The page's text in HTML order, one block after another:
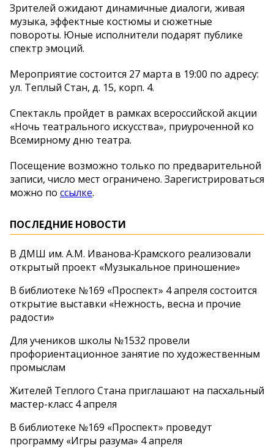
Зрителей ожидают динамичные диалоги, живая
музыка, эффектные костюмы и сюжетные
повороты. Юные исполнители подарят публике
спектр эмоций.
Мероприятие состоится 27 марта в 19:00 по адресу:
ул. Теплый Стан, д. 15, корп. 4.
Спектакль пройдет в рамках всероссийской акции
«Ночь театрального искусства», приуроченной ко
Всемирному дню театра.
Посещение возможно только по предварительной
записи, число мест ограничено. Зарегистрироваться
можно по ссылке.
ПОСЛЕДНИЕ НОВОСТИ
В ДМШ им. А.М. Иванова‑Крамского реализовали
открытый проект «Музыкальное приношение»
В библиотеке №169 «Проспект» 4 апреля состоится
открытие выставки «Нежность, весна и прочие
радости»
Для учеников школы №1532 провели
профориентационное занятие по художественным
промыслам
Жителей Теплого Стана приглашают на пасхальный
мастер-класс 4 апреля
В библиотеке №169 «Проспект» проведут
программу «Игры разума» 4 апреля